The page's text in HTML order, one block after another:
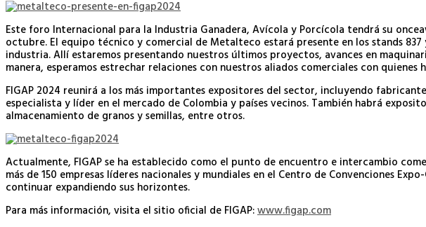
Este foro Internacional para la Industria Ganadera, Avícola y Porcícola tendrá su
octubre. El equipo técnico y comercial de Metalteco estará presente en los stands
industria. Allí estaremos presentando nuestros últimos proyectos, avances en
manera, esperamos estrechar relaciones con nuestros aliados comerciales con
FIGAP 2024 reunirá a los más importantes expositores del sector, incluyendo
especialista y líder en el mercado de Colombia y países vecinos. También habrá
almacenamiento de granos y semillas, entre otros.
Actualmente, FIGAP se ha establecido como el punto de encuentro e intercambio
más de 150 empresas líderes nacionales y mundiales en el Centro de Convenciones
continuar expandiendo sus horizontes.
Para más información, visita el sitio oficial de FIGAP:www.figap.com